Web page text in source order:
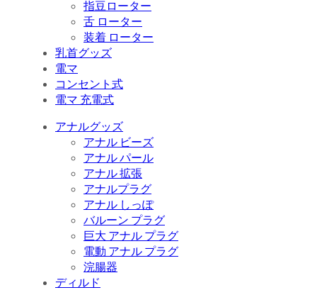
指豆ローター
舌 ローター
装着 ローター
乳首グッズ
電マ
コンセント式
電マ 充電式
アナルグッズ
アナル ビーズ
アナル パール
アナル 拡張
アナルプラグ
アナル しっぽ
バルーン プラグ
巨大 アナル プラグ
電動 アナル プラグ
浣腸器
ディルド